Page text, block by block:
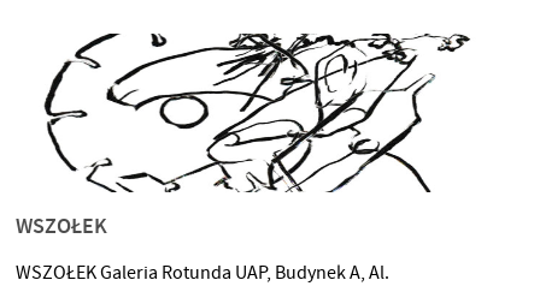
WSZOŁEK
WSZOŁEK Galeria Rotunda UAP, Budynek A, Al.